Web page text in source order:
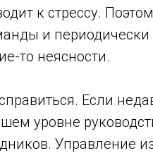
к стрессу.
и периодически
то неясности.
Если
уровне
Управление